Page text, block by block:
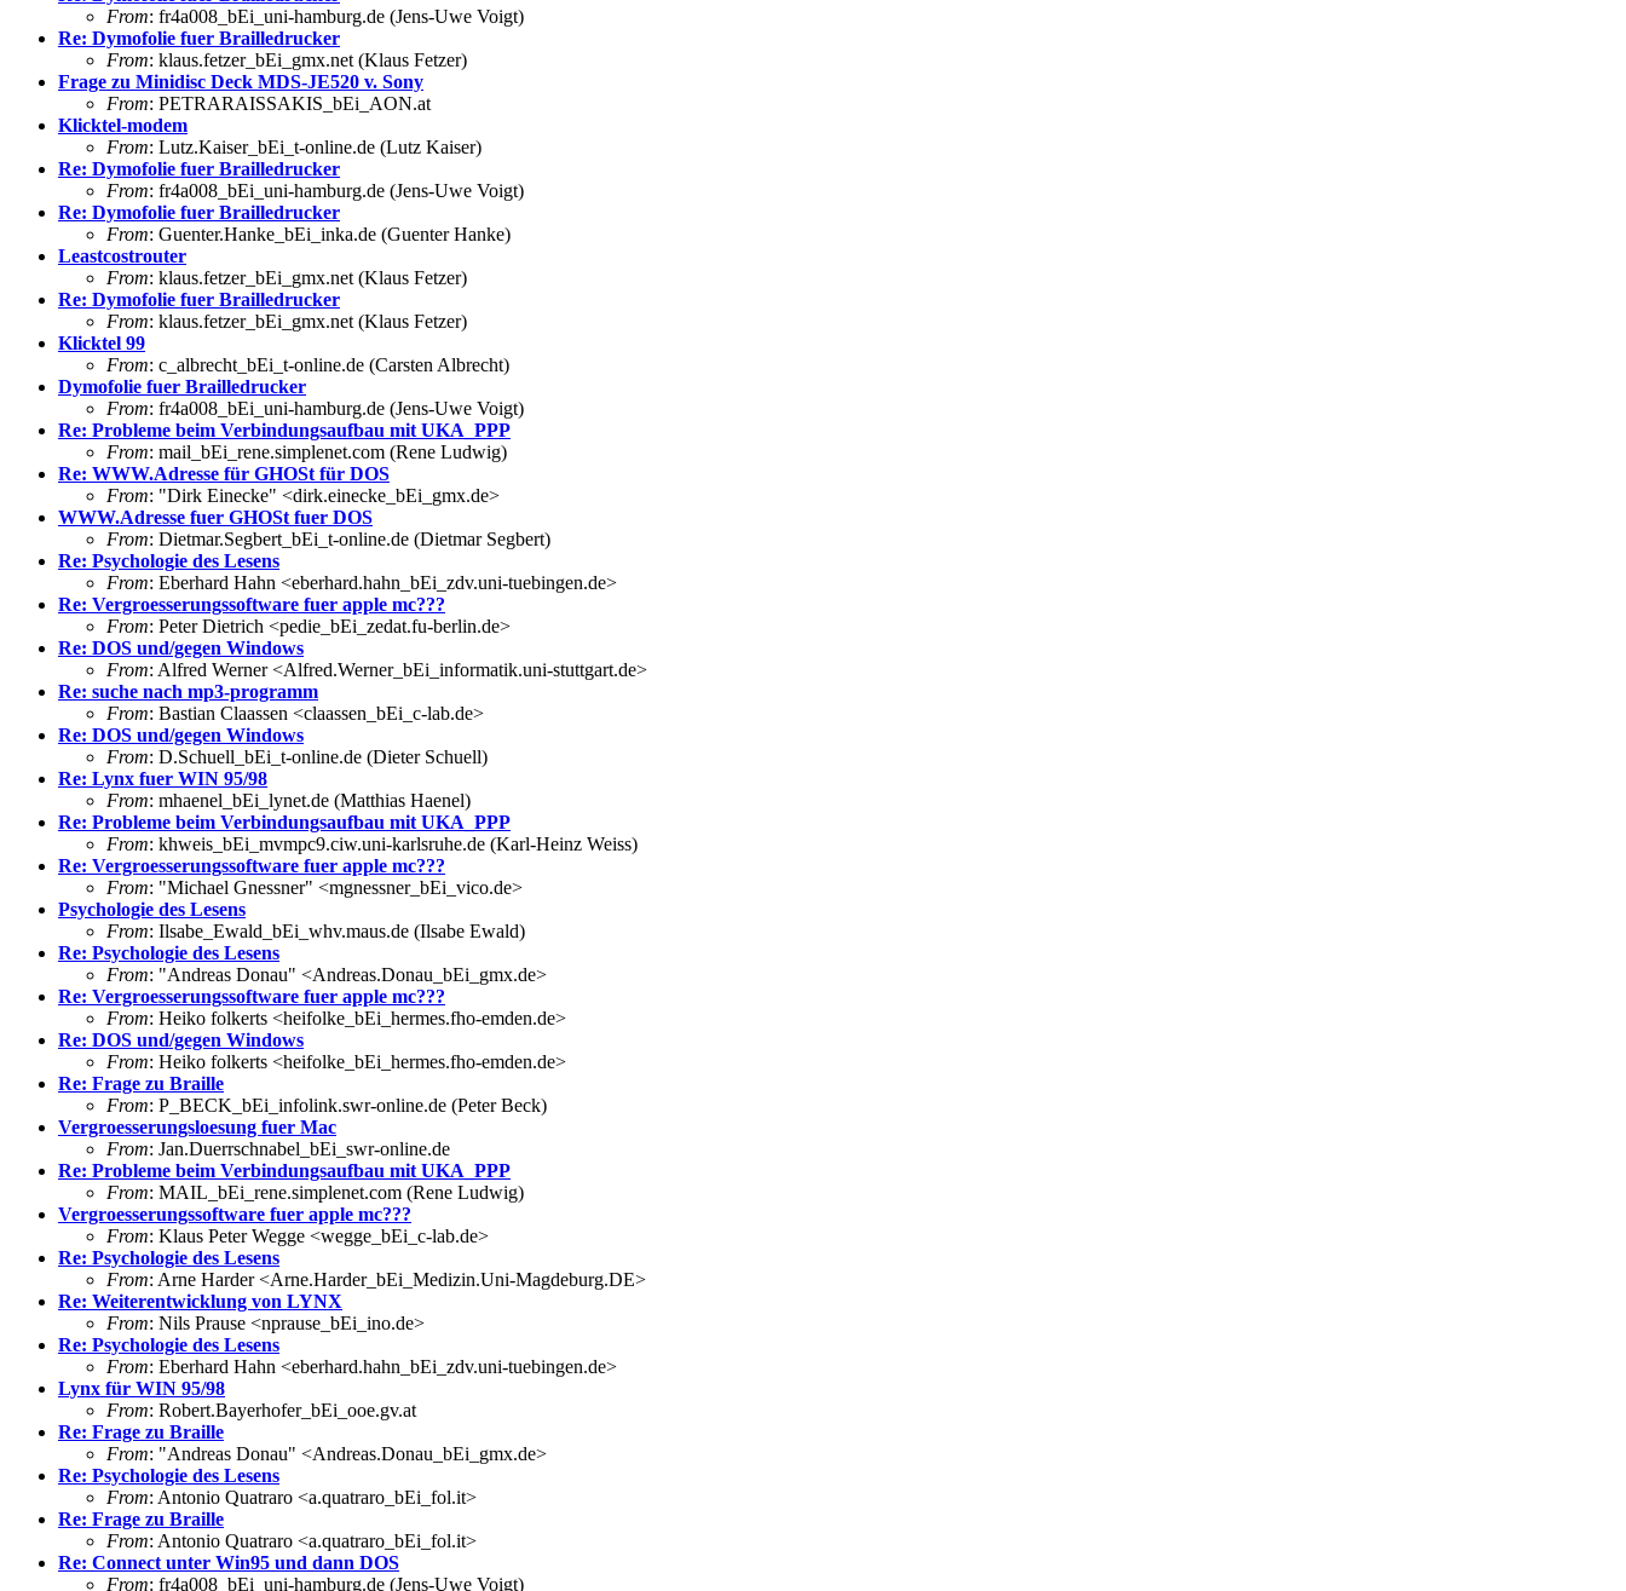
From: fr4a008_bEi_uni-hamburg.de (Jens-Uwe Voigt)
Re: Dymofolie fuer Brailledrucker
From: klaus.fetzer_bEi_gmx.net (Klaus Fetzer)
Frage zu Minidisc Deck MDS-JE520 v. Sony
From: PETRARAISSAKIS_bEi_AON.at
Klicktel-modem
From: Lutz.Kaiser_bEi_t-online.de (Lutz Kaiser)
Re: Dymofolie fuer Brailledrucker
From: fr4a008_bEi_uni-hamburg.de (Jens-Uwe Voigt)
Re: Dymofolie fuer Brailledrucker
From: Guenter.Hanke_bEi_inka.de (Guenter Hanke)
Leastcostrouter
From: klaus.fetzer_bEi_gmx.net (Klaus Fetzer)
Re: Dymofolie fuer Brailledrucker
From: klaus.fetzer_bEi_gmx.net (Klaus Fetzer)
Klicktel 99
From: c_albrecht_bEi_t-online.de (Carsten Albrecht)
Dymofolie fuer Brailledrucker
From: fr4a008_bEi_uni-hamburg.de (Jens-Uwe Voigt)
Re: Probleme beim Verbindungsaufbau mit UKA_PPP
From: mail_bEi_rene.simplenet.com (Rene Ludwig)
Re: WWW.Adresse für GHOSt für DOS
From: "Dirk Einecke" <dirk.einecke_bEi_gmx.de>
WWW.Adresse fuer GHOSt fuer DOS
From: Dietmar.Segbert_bEi_t-online.de (Dietmar Segbert)
Re: Psychologie des Lesens
From: Eberhard Hahn <eberhard.hahn_bEi_zdv.uni-tuebingen.de>
Re: Vergroesserungssoftware fuer apple mc???
From: Peter Dietrich <pedie_bEi_zedat.fu-berlin.de>
Re: DOS und/gegen Windows
From: Alfred Werner <Alfred.Werner_bEi_informatik.uni-stuttgart.de>
Re: suche nach mp3-programm
From: Bastian Claassen <claassen_bEi_c-lab.de>
Re: DOS und/gegen Windows
From: D.Schuell_bEi_t-online.de (Dieter Schuell)
Re: Lynx fuer WIN 95/98
From: mhaenel_bEi_lynet.de (Matthias Haenel)
Re: Probleme beim Verbindungsaufbau mit UKA_PPP
From: khweis_bEi_mvmpc9.ciw.uni-karlsruhe.de (Karl-Heinz Weiss)
Re: Vergroesserungssoftware fuer apple mc???
From: "Michael Gnessner" <mgnessner_bEi_vico.de>
Psychologie des Lesens
From: Ilsabe_Ewald_bEi_whv.maus.de (Ilsabe Ewald)
Re: Psychologie des Lesens
From: "Andreas Donau" <Andreas.Donau_bEi_gmx.de>
Re: Vergroesserungssoftware fuer apple mc???
From: Heiko folkerts <heifolke_bEi_hermes.fho-emden.de>
Re: DOS und/gegen Windows
From: Heiko folkerts <heifolke_bEi_hermes.fho-emden.de>
Re: Frage zu Braille
From: P_BECK_bEi_infolink.swr-online.de (Peter Beck)
Vergroesserungsloesung fuer Mac
From: Jan.Duerrschnabel_bEi_swr-online.de
Re: Probleme beim Verbindungsaufbau mit UKA_PPP
From: MAIL_bEi_rene.simplenet.com (Rene Ludwig)
Vergroesserungssoftware fuer apple mc???
From: Klaus Peter Wegge <wegge_bEi_c-lab.de>
Re: Psychologie des Lesens
From: Arne Harder <Arne.Harder_bEi_Medizin.Uni-Magdeburg.DE>
Re: Weiterentwicklung von LYNX
From: Nils Prause <nprause_bEi_ino.de>
Re: Psychologie des Lesens
From: Eberhard Hahn <eberhard.hahn_bEi_zdv.uni-tuebingen.de>
Lynx für WIN 95/98
From: Robert.Bayerhofer_bEi_ooe.gv.at
Re: Frage zu Braille
From: "Andreas Donau" <Andreas.Donau_bEi_gmx.de>
Re: Psychologie des Lesens
From: Antonio Quatraro <a.quatraro_bEi_fol.it>
Re: Frage zu Braille
From: Antonio Quatraro <a.quatraro_bEi_fol.it>
Re: Connect unter Win95 und dann DOS
From: fr4a008_bEi_uni-hamburg.de (Jens-Uwe Voigt)